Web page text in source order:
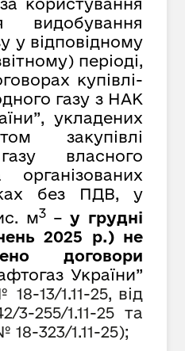
користування
видобування
у відповідному
періоді,
купівлі-
газу з НАК
укладених
закупівлі
власного
без ПДВ, у
м3 –у грудні
2025 р.) не
договори
України”
13/1.11-25, від
255/1.11-25 та
18-323/1.11-25);